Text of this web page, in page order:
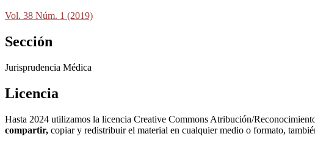
Vol. 38 Núm. 1 (2019)
Sección
Jurisprudencia Médica
Licencia
Hasta 2024 utilizamos la licencia Creative Commons Atribución/
compartir, copiar y redistribuir el material en cualquier medio o formato,